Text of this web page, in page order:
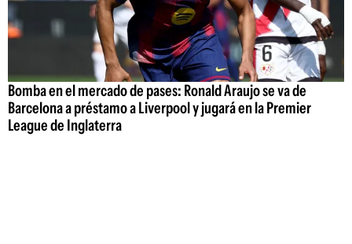
Bomba en el mercado de pases: Ronald Araujo se va de
Barcelona a préstamo a Liverpool y jugará en la Premier
League de Inglaterra